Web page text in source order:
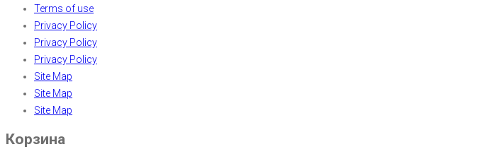
Terms of use
Privacy Policy
Privacy Policy
Privacy Policy
Site Map
Site Map
Site Map
Корзина